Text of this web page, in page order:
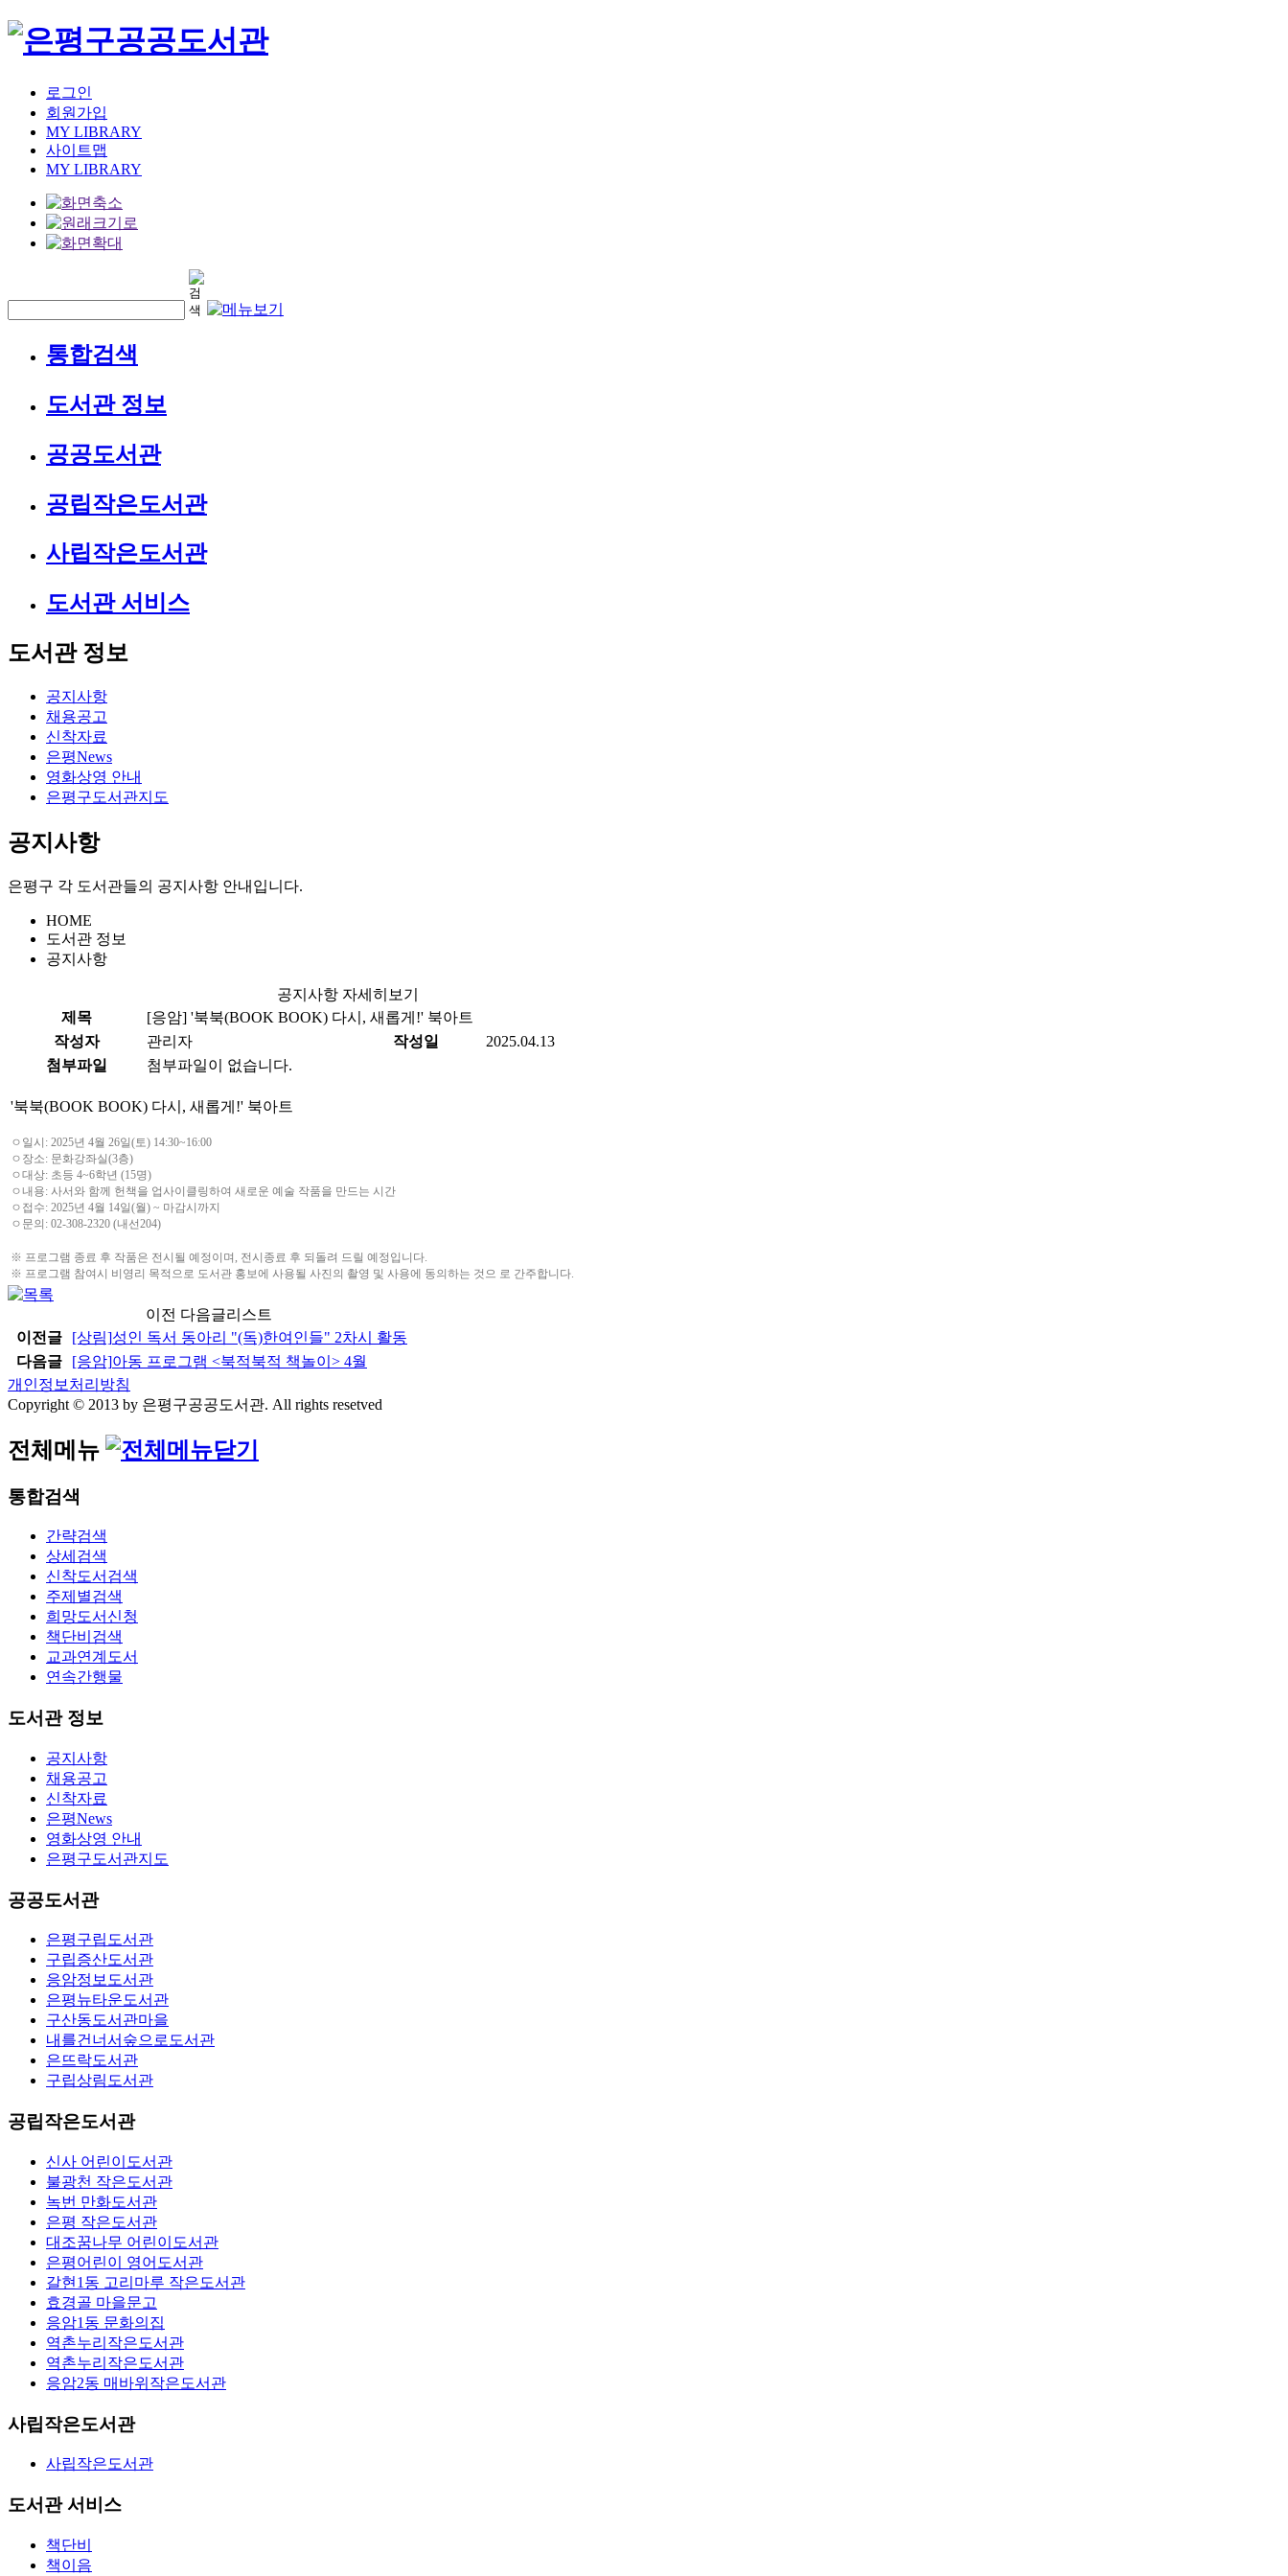
로그인
회원가입
MY LIBRARY
사이트맵
MY LIBRARY
통합검색
도서관 정보
공공도서관
공립작은도서관
사립작은도서관
도서관 서비스
도서관 정보
공지사항
채용공고
신착자료
은평News
영화상영 안내
은평구도서관지도
공지사항
은평구 각 도서관들의 공지사항 안내입니다.
HOME
도서관 정보
공지사항
공지사항 자세히보기
제목
[응암] '북북(BOOK BOOK) 다시, 새롭게!' 북아트
작성자
관리자 작성일
2025.04.13
첨부파일
첨부파일이 없습니다.
'북북(BOOK BOOK) 다시, 새롭게!' 북아트
ㅇ일시: 2025년 4월 26일(토) 14:30~16:00
ㅇ장소: 문화강좌실(3층)
ㅇ대상: 초등 4~6학년 (15명)
ㅇ내용: 사서와 함께 헌책을 업사이클링하여 새로운 예술 작품을 만드는 시간
ㅇ접수: 2025년 4월 14일(월) ~ 마감시까지
ㅇ문의: 02-308-2320 (내선204)
※ 프로그램 종료 후 작품은 전시될 예정이며, 전시종료 후 되돌려 드릴 예정입니다.
※ 프로그램 참여시 비영리 목적으로 도서관 홍보에 사용될 사진의 촬영 및 사용에 동의하는 것으 로 간주합니다.
이전 다음글리스트
이전글
[상림]성인 독서 동아리 "(독)한여인들" 2차시 활동
다음글
[응암]아동 프로그램 <북적북적 책놀이> 4월
개인정보처리방침
Copyright © 2013 by 은평구공공도서관. All rights resetved
전체메뉴
통합검색
간략검색
상세검색
신착도서검색
주제별검색
희망도서신청
책단비검색
교과연계도서
연속간행물
도서관 정보
공지사항
채용공고
신착자료
은평News
영화상영 안내
은평구도서관지도
공공도서관
은평구립도서관
구립증산도서관
응암정보도서관
은평뉴타운도서관
구산동도서관마을
내를건너서숲으로도서관
은뜨락도서관
구립상림도서관
공립작은도서관
신사 어린이도서관
불광천 작은도서관
녹번 만화도서관
은평 작은도서관
대조꿈나무 어린이도서관
은평어린이 영어도서관
갈현1동 고리마루 작은도서관
효경골 마을문고
응암1동 문화의집
역촌누리작은도서관
역촌누리작은도서관
응암2동 매바위작은도서관
사립작은도서관
사립작은도서관
도서관 서비스
책단비
책이음